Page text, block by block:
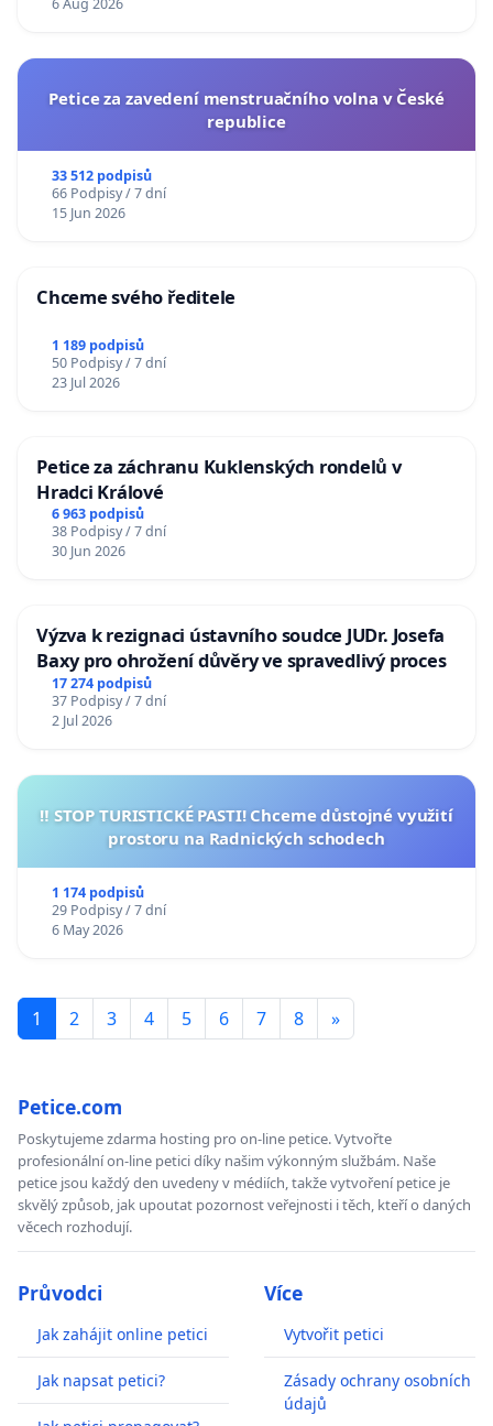
Petice za zavedení menstruačního volna v České
republice
33 512 podpisů
66 Podpisy / 7 dní
15 Jun 2026
Chceme svého ředitele
1 189 podpisů
50 Podpisy / 7 dní
23 Jul 2026
Petice za záchranu Kuklenských rondelů v
Hradci Králové
6 963 podpisů
38 Podpisy / 7 dní
30 Jun 2026
Výzva k rezignaci ústavního soudce JUDr. Josefa
Baxy pro ohrožení důvěry ve spravedlivý proces
17 274 podpisů
37 Podpisy / 7 dní
2 Jul 2026
‼️ STOP TURISTICKÉ PASTI! Chceme důstojné využití
prostoru na Radnických schodech
1 174 podpisů
29 Podpisy / 7 dní
6 May 2026
1 2 3 4 5 6 7 8 »
Petice.com
Poskytujeme zdarma hosting pro on-line petice. Vytvořte
profesionální on-line petici díky našim výkonným službám. Naše
petice jsou každý den uvedeny v médiích, takže vytvoření petice je
skvělý způsob, jak upoutat pozornost veřejnosti i těch, kteří o daných
věcech rozhodují.
Průvodci
Jak zahájit online petici
Jak napsat petici?
Více
Vytvořit petici
Zásady ochrany osobních
údajů